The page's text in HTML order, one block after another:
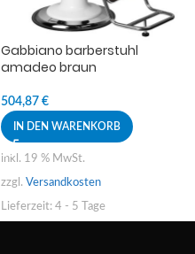
Gabbiano barberstuhl
amadeo braun
504,87 €
IN DEN WARENKORB
inkl. 19 % MwSt.
zzgl. Versandkosten
Lieferzeit: 4 - 5 Tage